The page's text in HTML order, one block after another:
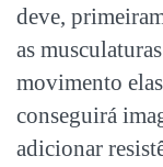
deve,
as
movimento
conseguirá
adicionar